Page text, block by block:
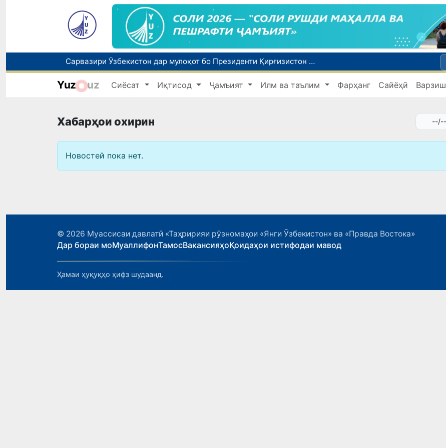
Сарвазири Ӯзбекистон дар мулоқот бо Президенти Қирғизистон дар доираи чорабиниҳои Иттиҳоди иқтисодии АвруОсиё иштирок кард
Дар Қашқадарё анҷумани байналмилалии экологӣ бо иштироки ҷавонон аз нӯҳ кишвар баргузор мешавад
Тошканд ба баргузории чемпионати Осиё оид ба вазнабардорӣ омодагӣ мебинад
Yuz uz Сиёсат Иқтисод Ҷамъият Илм ва таълим Фарҳанг Сайёҳӣ Варзиш
Хабарҳои охирин
Новостей пока нет.
© 2026 Муассисаи давлатӣ «Таҳририяи рӯзномаҳои «Янги Ӯзбекистон» ва «Правда Востока»
Дар бораи моМуаллифонТамосВакансияҳоҚоидаҳои истифодаи мавод
Ҳамаи ҳуқуқҳо ҳифз шудаанд.